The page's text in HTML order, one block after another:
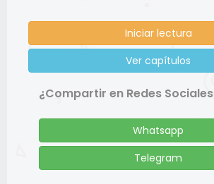
Iniciar lectura
Ver capítulos
¿Compartir en Redes Sociales
Whatsapp
Telegram